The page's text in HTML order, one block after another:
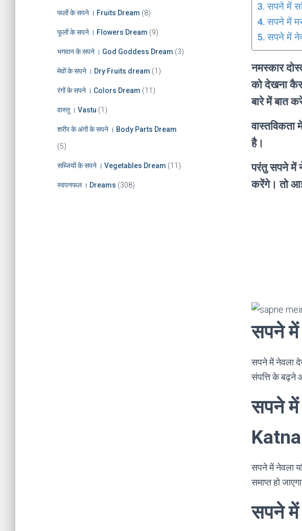
फलों के सपने । Fruits Dream (8)
फूलों के सपने । Flowers Dream (9)
भगवान के सपने । God Goddess Dream (3)
मेवों के सपने । Dry Fruits dream (1)
रंगों के सपने । Colors Dream (11)
वास्तु । Vastu (1)
शरीर के अंगों के सपने । Body Parts Dream
(5)
सब्जियों के सपने । Vegetables Dream (11)
स्वपनफल । Dreams (308)
सपने में
सपने में
सपने में
नमस्कार
को देखना
बारे में बात
वास्तविकता
है।
परंतु सपने में
करेंगे। तो
सपने में
सपने में नेवला
संपत्ति के बढ़ने
सपने में
Katna
सपने में नेवला
समाप्त हो
सपने में